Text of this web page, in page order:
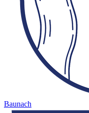
Baunach